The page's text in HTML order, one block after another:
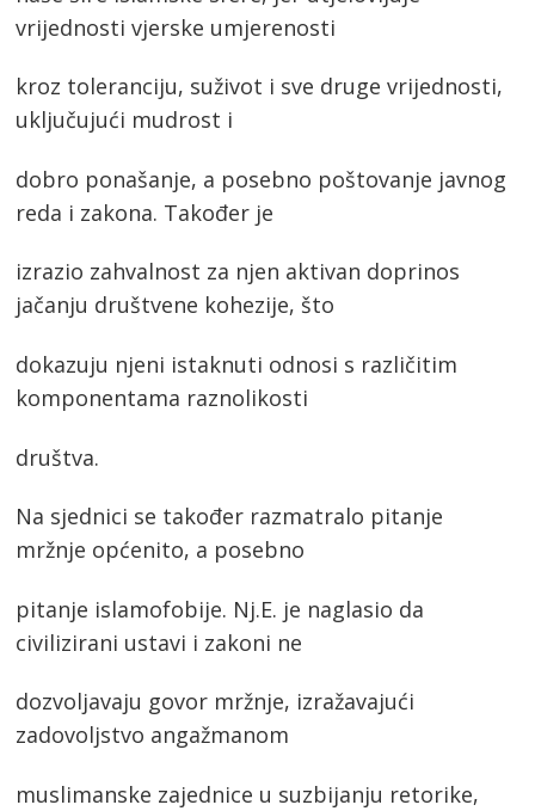
vrijednosti vjerske umjerenosti
kroz toleranciju, suživot i sve druge vrijednosti,
uključujući mudrost i
dobro ponašanje, a posebno poštovanje javnog
reda i zakona. Također je
izrazio zahvalnost za njen aktivan doprinos
jačanju društvene kohezije, što
dokazuju njeni istaknuti odnosi s različitim
komponentama raznolikosti
društva.
Na sjednici se također razmatralo pitanje
mržnje općenito, a posebno
pitanje islamofobije. Nj.E. je naglasio da
civilizirani ustavi i zakoni ne
dozvoljavaju govor mržnje, izražavajući
zadovoljstvo angažmanom
muslimanske zajednice u suzbijanju retorike,